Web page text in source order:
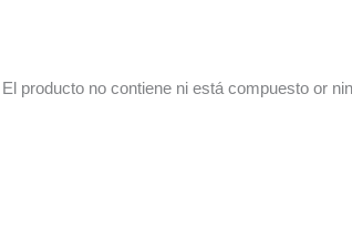
producto no contiene ni está compuesto or